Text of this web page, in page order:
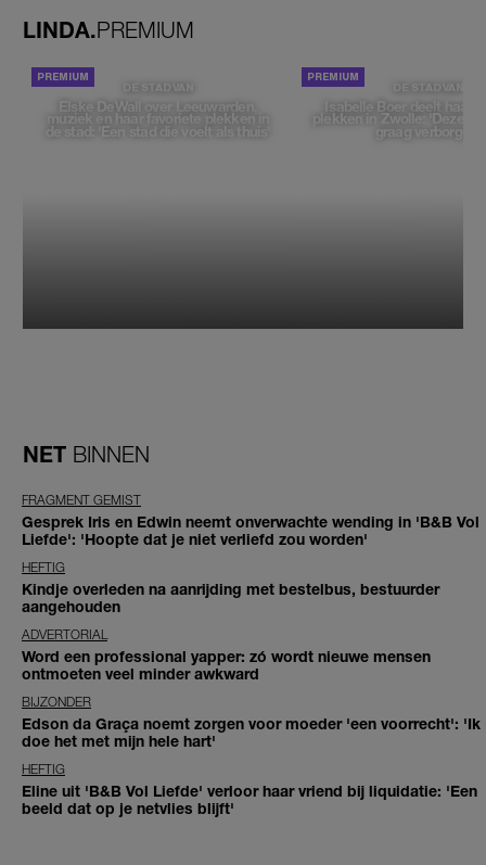
LINDA.PREMIUM
DE STAD VAN
Elske DeWall over Leeuwarden,
muziek en haar favoriete plekken in
de stad: 'Een stad die voelt als thuis'
DE STAD VAN
Isabelle Boer deelt haar
plekken in Zwolle: 'Deze
graag verborgen'
NET BINNEN
FRAGMENT GEMIST
Gesprek Iris en Edwin neemt onverwachte wending in 'B&B Vol
Liefde': 'Hoopte dat je niet verliefd zou worden'
HEFTIG
Kindje overleden na aanrijding met bestelbus, bestuurder
aangehouden
ADVERTORIAL
Word een professional yapper: zó wordt nieuwe mensen
ontmoeten veel minder awkward
BIJZONDER
Edson da Graça noemt zorgen voor moeder 'een voorrecht': 'Ik
doe het met mijn hele hart'
HEFTIG
Eline uit 'B&B Vol Liefde' verloor haar vriend bij liquidatie: 'Een
beeld dat op je netvlies blijft'